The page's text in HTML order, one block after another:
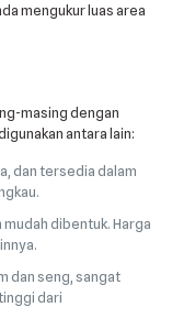
mengukur luas area
masing dengan
antara lain:
dan tersedia dalam
mudah dibentuk. Harga
dan seng, sangat
dari